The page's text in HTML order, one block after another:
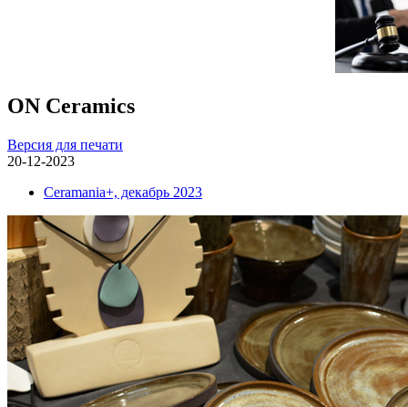
ON Ceramics
Версия для печати
20-12-2023
Ceramania+, декабрь 2023